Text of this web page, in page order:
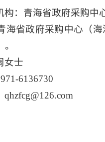
构：青海省政府采购中
省政府采购中心（海
女士
6136730
qhzfcg@126.com